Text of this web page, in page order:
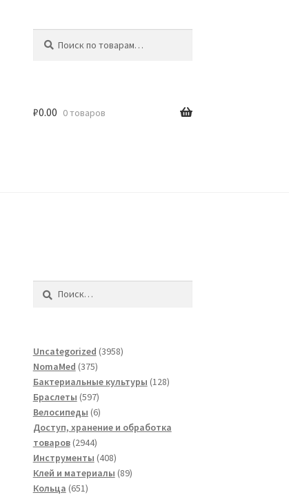
₽0.00 0 товаров
Uncategorized 39583958
NomaMed 375375
товаров
Бактериальные культуры 128128
Браслеты 597597
товаров
Велосипеды 66
товаров
Доступ, хранение и обработка
товаров 29442944
товара
Инструменты 408408
товаров
Клей и материалы 8989
Кольца 651651